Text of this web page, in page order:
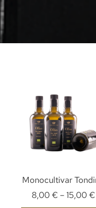
Monocultivar
8,00€ –15,00€